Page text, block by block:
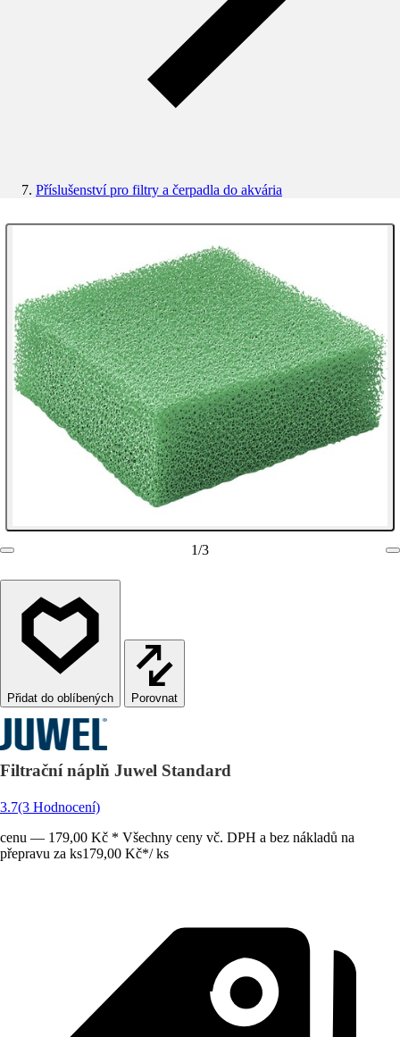
Příslušenství pro filtry a čerpadla do akvária
1/3
Porovnat
Filtrační náplň Juwel Standard
3.7(3 Hodnocení)
cenu — 179,00 Kč * Všechny ceny vč. DPH a bez nákladů na
přepravu za ks179,00 Kč*/ ks